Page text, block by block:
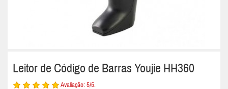
Leitor de Código de Barras Youjie HH360
Avaliação: 5/5.